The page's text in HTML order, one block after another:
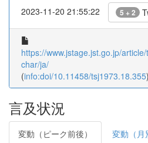
2023-11-20 21:55:22 5 + 2
https://www.jstage.jst.go.jp/
char/ja/
(info:doi/10.11458/tsj1973.18.355)
言及状況
変動（ピーク前後） 変動（月